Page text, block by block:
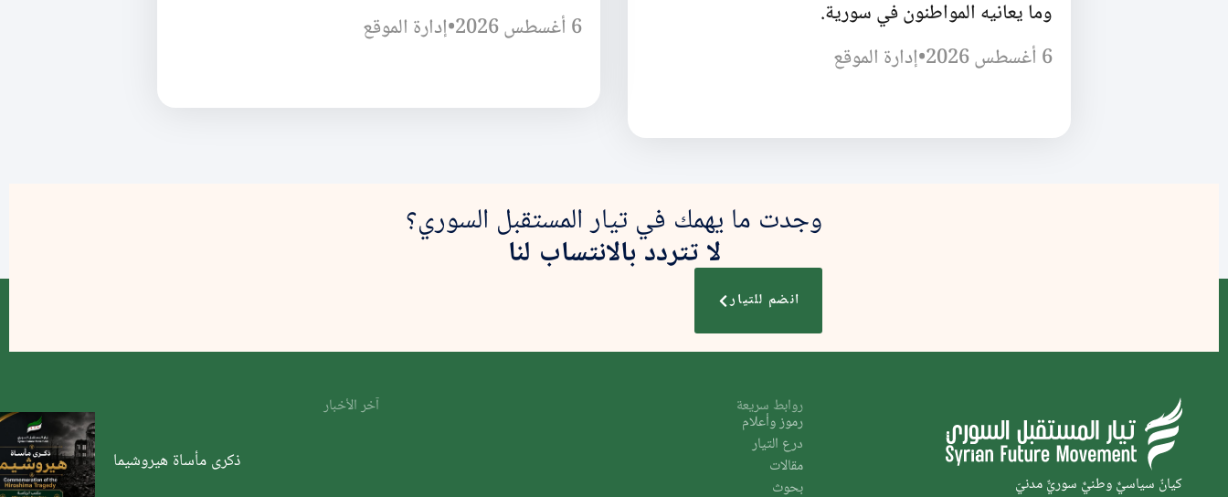
وما يعانيه المواطنون في سورية.
6 أغسطس 2026
•إدارة الموقع
6 أغسطس 2026
•إدارة الموقع
وجدت ما يهمك في تيار المستقبل السوري؟
لا تتردد بالانتساب لنا
انضم للتيار
كيانٌ سياسيٌّ وطنيٌّ سوريٌّ مدنيّ
روابط سريعة
رموز وأعلام
درع التيار
مقالات
بحوث
آخر الأخبار
ذكرى مأساة هيروشيما